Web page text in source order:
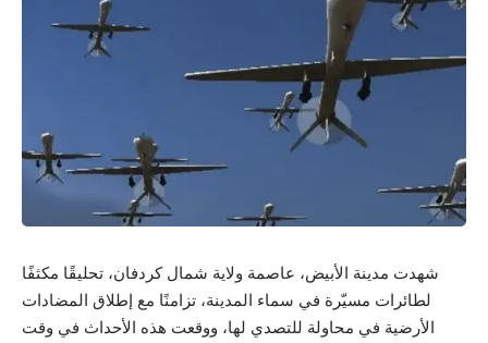
شهدت مدينة الأبيض، عاصمة ولاية شمال كردفان، تحليقًا مكثفًا
لطائرات مسيّرة في سماء المدينة، تزامنًا مع إطلاق المضادات
الأرضية في محاولة للتصدي لها، ووقعت هذه الأحداث في وقت